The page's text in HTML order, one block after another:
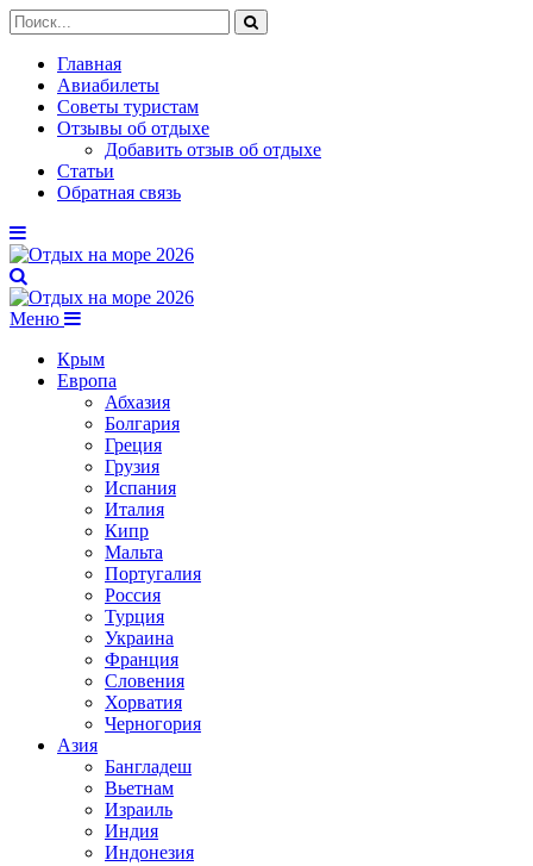
Главная
Авиабилеты
Советы туристам
Отзывы об отдыхе
Добавить отзыв об отдыхе
Статьи
Обратная связь
Меню
Крым
Европа
Абхазия
Болгария
Греция
Грузия
Испания
Италия
Кипр
Мальта
Португалия
Россия
Турция
Украина
Франция
Словения
Хорватия
Черногория
Азия
Бангладеш
Вьетнам
Израиль
Индия
Индонезия